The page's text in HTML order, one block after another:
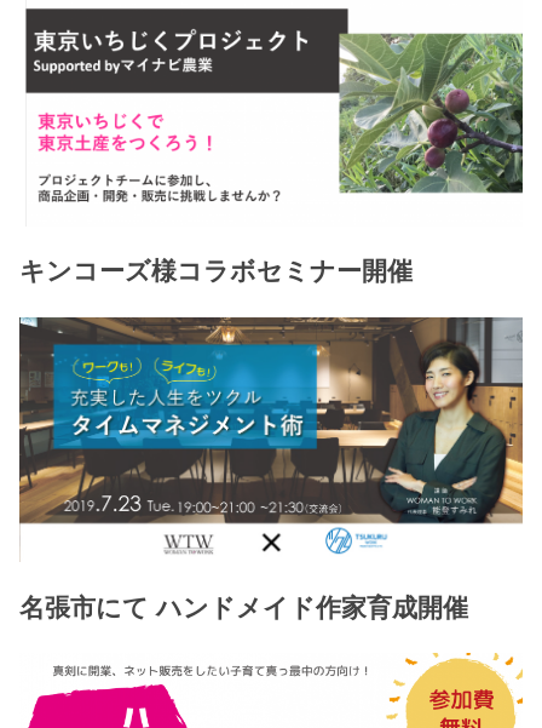
キンコーズ様コラボセミナー開催
名張市にて ハンドメイド作家育成開催